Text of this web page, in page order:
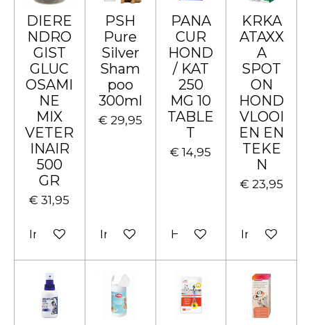
DIERE
NDRO
GIST
GLUC
OSAMI
NE
MIX
VETER
INAIR
500
GR
€ 31,95
In winkelwagen
PSH
Pure
Silver
Sham
poo
300ml
€ 29,95
In winkelwagen
PANA
CUR
HOND
/ KAT
250
MG 10
TABLE
T
€ 14,95
Houd mij op de hoogte
KRKA
ATAXX
A
SPOT
ON
HOND
VLOOI
EN EN
TEKE
N
€ 23,95
In